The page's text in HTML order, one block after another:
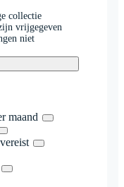
collectie
vrijgegeven
niet
maand